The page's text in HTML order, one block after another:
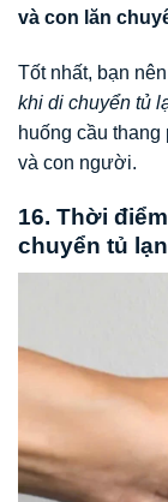
và con lăn
Tốt nhất, bạn
khi di chuyển tủ
huống cầu
và con người.
16. Thời
chuyển tủ